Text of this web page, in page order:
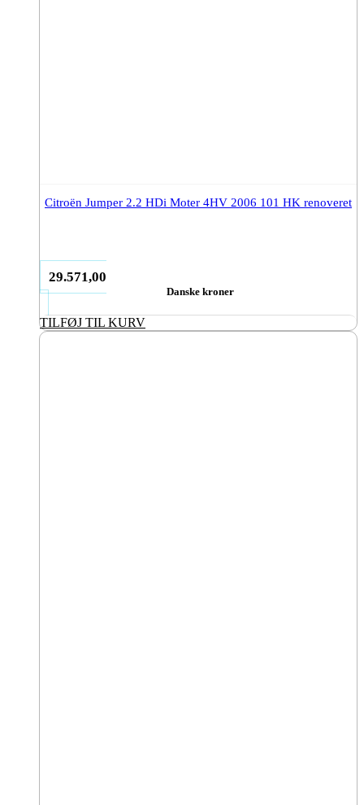
Citroën Jumper 2.2 HDi Moter 4HV 2006 101 HK renoveret
29.571,00
Danske kroner
TILFØJ TIL KURV